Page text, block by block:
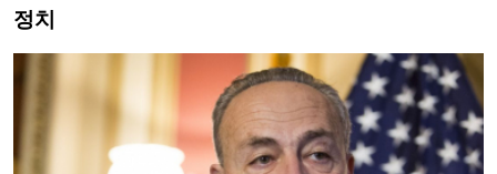
정치